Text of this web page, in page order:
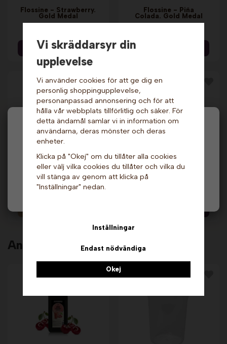
Hej och välkommen till Gottes!
moms) eller företag (exkl. moms) för hur våra priser
ska visas.
Privat
Flossine - Strawberry.
Gold Medal
Info & Köp
Flossine - Piña
Colada. Gold Medal
Flossine - Sizzlin
Lemon. Gold Medal
239 kr
Flossine - Blue
Raspberry. Gold
Andra köpte även
Vi skräddarsyr din
upplevelse
Vi använder cookies för att ge dig en
personlig shoppingupplevelse,
personanpassad annonsering och för att
hålla vår webbplats tillförlitlig och säker. För
detta ändamål samlar vi in information om
användarna, deras mönster och deras
enheter.
Klicka på "Okej" om du tillåter alla cookies
eller välj vilka cookies du tillåter och vilka du
vill stänga av genom att klicka på
"Inställningar" nedan.
Inställningar
Endast nödvändiga
Okej